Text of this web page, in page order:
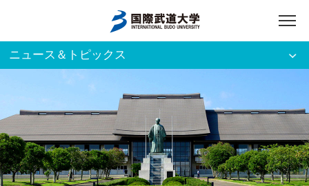
アクセス 入試資料請求
ご利用者別
ホーム
ニュース＆トピックス